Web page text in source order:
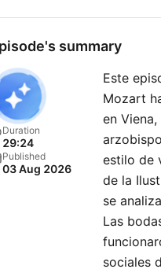
si
summary
Duration
29:24
Published
03 Aug 2026
Este
Mozart
en
estilo de
de la
se
Las
sociales